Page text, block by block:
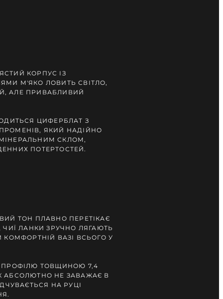
КОРПУС ІЗ
М'ЯКО ЛОВИТЬ СВІТЛО,
АЛЕ ПРИВАБЛИВИЙ
ЦИФЕРБЛАТ З
ЯКИЙ НАДІЙНО
СКЛОМ,
ПОТЕРТОСТЕЙ.
ТОН ПЛАВНО ПЕРЕТІКАЄ
ЧИЇ ЛАНКИ ЗРУЧНО ЛЯГАЮТЬ
КОМФОРТНІЙ ВАЗІ ВСЬОГО У
ПРОФІЛЮ ТОВЩИНОЮ 7,4
АБСОЛЮТНО НЕ ЗАВАЖАЄ В
НА РУЦІ